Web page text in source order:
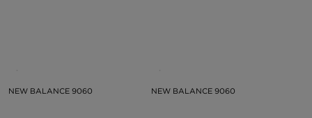
NEW BALANCE 9060 NEW BALANCE 9060